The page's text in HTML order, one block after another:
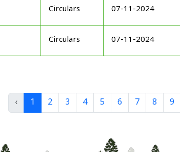
Circulars 07-11-2024
Circulars 07-11-2024
‹ 1 2 3 4 5 6 7 8 9